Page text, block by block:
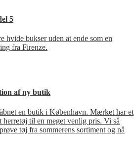
5
bukser uden at ende som en
fra Firenze.
af ny butik
en butik i København. Mærket har et
herretøj til en meget venlig pris. Vi så
tøj fra sommerens sortiment og nå